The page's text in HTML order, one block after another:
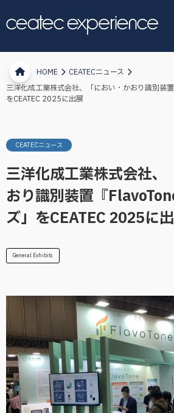
HOME
CEATECニュース
三洋化成工業株式会社、「におい・かおり識別装
をCEATEC 2025に出展
CEATECニュース
三洋化成工業株式会社、
おり識別装置『
ズ」をCEATEC 2025に
General Exhibits